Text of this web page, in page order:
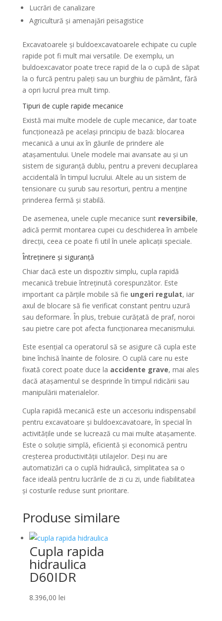
Lucrări de canalizare
Agricultură și amenajări peisagistice
Excavatoarele și buldoexcavatoarele echipate cu cuple
rapide pot fi mult mai versatile. De exemplu, un
buldoexcavator poate trece rapid de la o cupă de săpat
la o furcă pentru paleți sau un burghiu de pământ, fără
a opri lucrul prea mult timp.
Tipuri de cuple rapide mecanice
Există mai multe modele de cuple mecanice, dar toate
funcționează pe același principiu de bază: blocarea
mecanică a unui ax în găurile de prindere ale
atașamentului. Unele modele mai avansate au și un
sistem de siguranță dublu, pentru a preveni decuplarea
accidentală în timpul lucrului. Altele au un sistem de
tensionare cu șurub sau resorturi, pentru a menține
prinderea fermă și stabilă.
De asemenea, unele cuple mecanice sunt reversibile,
adică permit montarea cupei cu deschiderea în ambele
direcții, ceea ce poate fi util în unele aplicații speciale.
Întreținere și siguranță
Chiar dacă este un dispozitiv simplu, cupla rapidă
mecanică trebuie întreținută corespunzător. Este
important ca părțile mobile să fie ungeri regulat, iar
axul de blocare să fie verificat constant pentru uzură
sau deformare. În plus, trebuie curățată de praf, noroi
sau pietre care pot afecta funcționarea mecanismului.
Este esențial ca operatorul să se asigure că cupla este
bine închisă înainte de folosire. O cuplă care nu este
fixată corect poate duce la accidente grave, mai ales
dacă atașamentul se desprinde în timpul ridicării sau
manipulării materialelor.
Cupla rapidă mecanică este un accesoriu indispensabil
pentru excavatoare și buldoexcavatoare, în special în
activitățile unde se lucrează cu mai multe atașamente.
Este o soluție simplă, eficientă și economică pentru
creșterea productivității utilajelor. Deși nu are
automatizări ca o cuplă hidraulică, simplitatea sa o
face ideală pentru lucrările de zi cu zi, unde fiabilitatea
și costurile reduse sunt prioritare.
Produse similare
Cupla rapida
hidraulica
D60IDR
8.396,00 lei